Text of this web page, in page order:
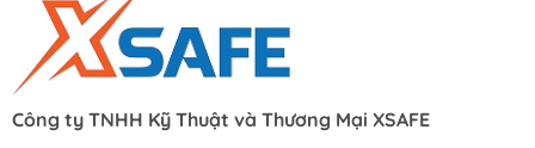
Công ty TNHH Kỹ Thuật và Thương Mại XSAFE